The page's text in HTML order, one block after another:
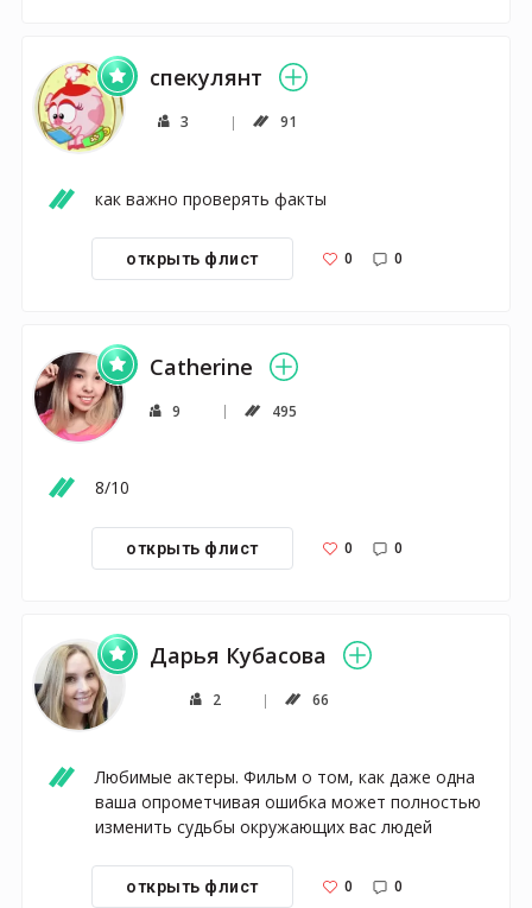
спекулянт
3 91
как важно проверять факты
открыть флист 0 0
Catherine
9 495
8/10
открыть флист 0 0
Дарья Кубасова
2 66
Любимые актеры. Фильм о том, как даже одна
ваша опрометчивая ошибка может полностью
изменить судьбы окружающих вас людей
открыть флист 0 0